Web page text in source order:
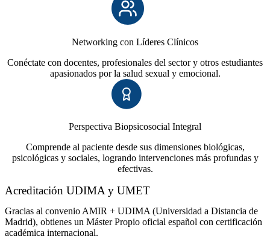
Networking con Líderes Clínicos
Conéctate con docentes, profesionales del sector y otros estudiantes
apasionados por la salud sexual y emocional.
Perspectiva Biopsicosocial Integral
Comprende al paciente desde sus dimensiones biológicas,
psicológicas y sociales, logrando intervenciones más profundas y
efectivas.
Acreditación UDIMA y UMET
Gracias al convenio AMIR + UDIMA (Universidad a Distancia de
Madrid), obtienes un Máster Propio oficial español con certificación
académica internacional.